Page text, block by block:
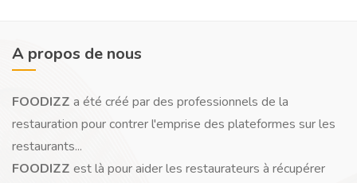
A propos de nous
FOODIZZ a été créé par des professionnels de la
restauration pour contrer l'emprise des plateformes sur les
restaurants...
FOODIZZ est là pour aider les restaurateurs à récupérer